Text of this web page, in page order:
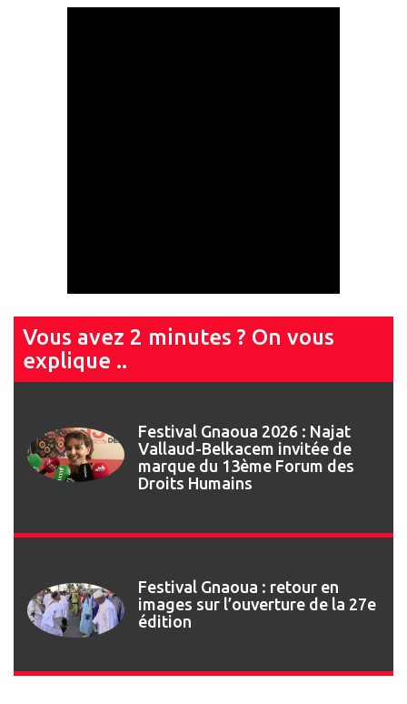
Vous avez 2 minutes ? On vous
explique ..
Festival Gnaoua 2026 : Najat
Vallaud-Belkacem invitée de
marque du 13ème Forum des
Droits Humains
Festival Gnaoua : retour en
images sur l’ouverture de la 27e
édition